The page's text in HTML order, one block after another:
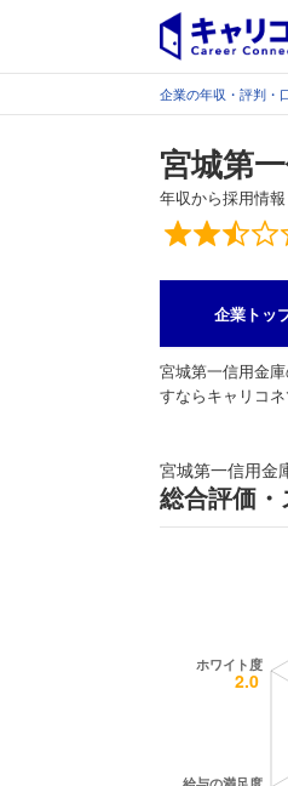
企業の年収・評判・
宮城第
年収から採用情
総合評価
企業トッ
宮城第一信用金
すならキャリコネ
宮城第一信用金
総合評価・